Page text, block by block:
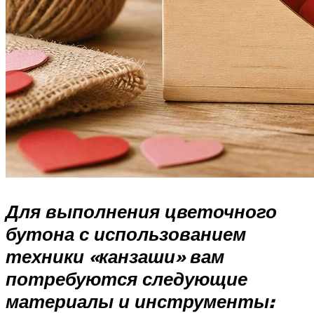
Для выполнения цветочного
бутона с использованием
техники «канзаши» вам
потребуются следующие
материалы и инструменты: